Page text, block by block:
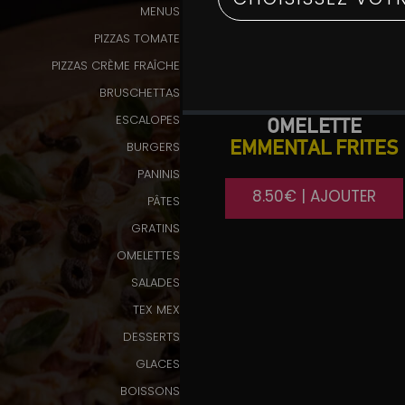
Programme
De
Vos
Avis
Zones
Livraison
MENUS
PIZZAS TOMATE
PIZZAS CRÈME FRAÎCHE
BRUSCHETTAS
ESCALOPES
BURGERS
PANINIS
PÂTES
GRATINS
OMELETTES
SALADES
TEX MEX
DESSERTS
GLACES
BOISSONS
OMELETTE
EMMENTAL FRITES
8.50€ | AJOUTER